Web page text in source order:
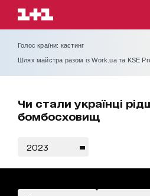
Голос країни: кастинг
Шлях майстра разом із Work.ua та KSE
Чи стали українці
бомбосховищ
2023